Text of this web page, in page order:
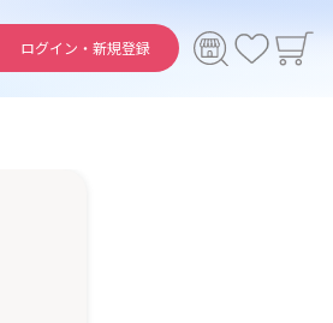
ログイン・ 新規登録